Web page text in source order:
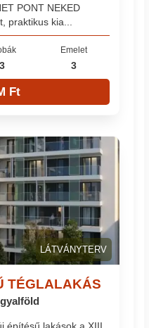
PONT NEKED
praktikus kia...
3
Emelet
3
Ft
LÁTVÁNYTERV
TÉGLALAKÁS
építésű lakások a XIII.